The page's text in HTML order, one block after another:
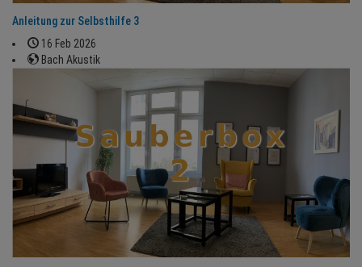
Anleitung zur Selbsthilfe 3
16 Feb 2026
Bach Akustik